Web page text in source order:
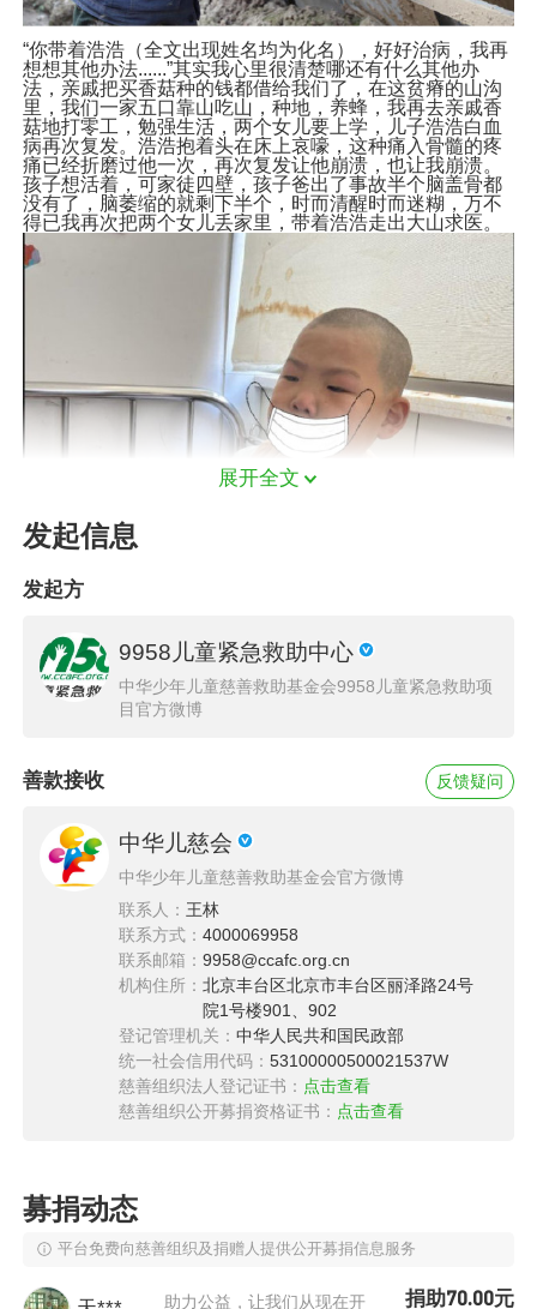
“你带着浩浩（全文出现姓名均为化名），好好治病，我再
想想其他办法......”其实我心里很清楚哪还有什么其他办
法，亲戚把买香菇种的钱都借给我们了，在这贫瘠的山沟
里，我们一家五口靠山吃山，种地，养蜂，我再去亲戚香
菇地打零工，勉强生活，两个女儿要上学，儿子浩浩白血
病再次复发。浩浩抱着头在床上哀嚎，这种痛入骨髓的疼
痛已经折磨过他一次，再次复发让他崩溃，也让我崩溃。
孩子想活着，可家徒四壁，孩子爸出了事故半个脑盖骨都
没有了，脑萎缩的就剩下半个，时而清醒时而迷糊，万不
得已我再次把两个女儿丢家里，带着浩浩走出大山求医。
浩浩2011年7月出生，六岁的时候出现头晕、恶
心、肚子胀、脖子变粗等症状，刚开始以为消化
11月21日我们带着孩子转到南阳市第二人民医
病几个字，那一刻我全身都是发抖的，根本无法
想象，天崩地裂也大抵不过如此了，我不敢，更
不能接受，那时候他才六岁啊！医生告诉我，化
疗是他现在唯一的治疗手段，看着骨穿针插进浩
浩瘦弱的身躯，我宁愿针扎在我身上。
展开全文
发起信息
发起方
9958儿童紧急救助中心
中华少年儿童慈善救助基金会9958儿童紧急救助项
目官方微博
善款接收
中华儿慈会
中华少年儿童慈善救助基金会官方微博
联系人： 王林
联系方式：4000069958
联系邮箱：9958@ccafc.org.cn
机构住所：北京丰台区北京市丰台区丽泽路24号
院1号楼901、902
登记管理机关：中华人民共和国民政部
统一社会信用代码：53100000500021537W
慈善组织法人登记证书： 点击查看
慈善组织公开募捐资格证书： 点击查看
反馈疑问
募捐动态
平台免费向慈善组织及捐赠人提供公开募捐信息服务
助力公益，让我们从现在开 捐助70.00元